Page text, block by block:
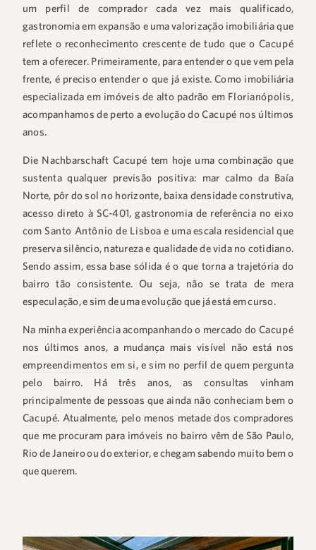
um perfil de comprador cada vez mais qualificado,
gastronomia em expansão e uma valorização imobiliária que
reflete o reconhecimento crescente de tudo que o Cacupé
tem a oferecer. Primeiramente, para entender o que vem pela
frente, é preciso entender o que já existe. Como imobiliária
especializada em imóveis de alto padrão em Florianópolis,
acompanhamos de perto a evolução doCacupé nos últimos
anos.
Die Nachbarschaft Cacupé tem hoje uma combinação que
sustenta qualquer previsão positiva: mar calmo da Baía
Norte, pôr do sol no horizonte, baixa densidade construtiva,
acesso direto à SC-401, gastronomia de referência no eixo
com Santo Antônio de Lisboa e uma escala residencial que
preserva silêncio, natureza e qualidade de vida no cotidiano.
Sendo assim, essa base sólida é o que torna a trajetória do
bairro tão consistente. Ou seja, não se trata de mera
especulação, e sim de uma evolução que já está em curso.
Na minha experiência acompanhando o mercado do Cacupé
nos últimos anos, a mudança mais visível não está nos
empreendimentos em si, e sim no perfil de quem pergunta
pelo bairro. Há três anos, as consultas vinham
principalmente de pessoas que ainda não conheciam bem o
Cacupé. Atualmente, pelo menos metade dos compradores
que me procuram para imóveis no bairro vêm de São Paulo,
Rio de Janeiro ou do exterior, e chegam sabendo muito bem o
que querem.